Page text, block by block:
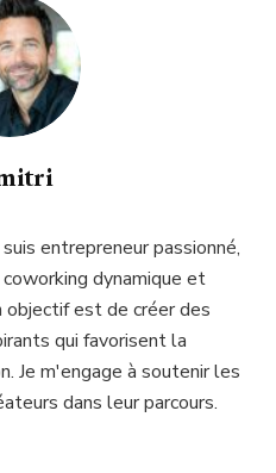
entrepreneur passionné,
dynamique et
objectif est de créer des
qui favorisent la
Je m'engage à soutenir les
dans leur parcours.